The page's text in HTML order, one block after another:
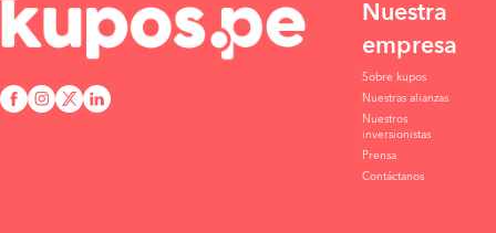
Nuestra
empresa
Sobre kupos
Nuestras alianzas
Nuestros
inversionistas
Prensa
Contáctanos